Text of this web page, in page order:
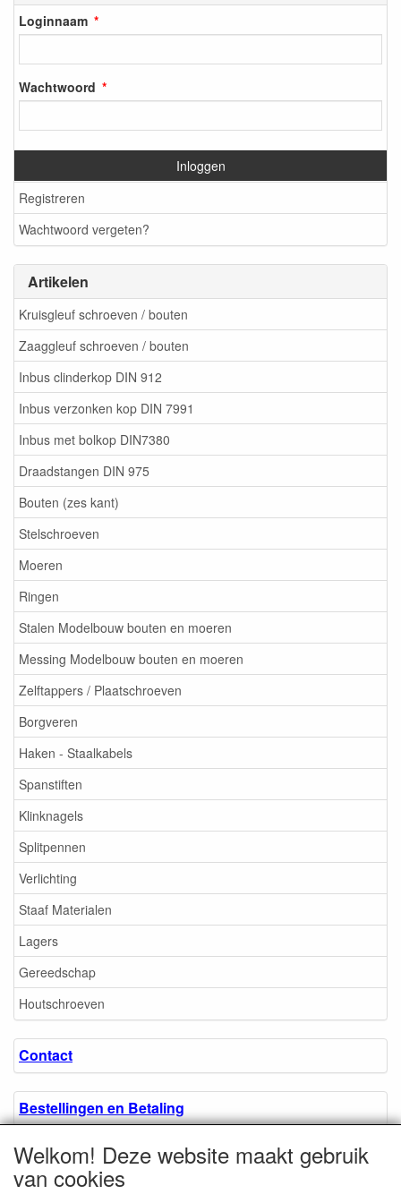
Loginnaam
Wachtwoord
Inloggen
Registreren
Wachtwoord vergeten?
Artikelen
Kruisgleuf schroeven / bouten
Zaaggleuf schroeven / bouten
Inbus clinderkop DIN 912
Inbus verzonken kop DIN 7991
Inbus met bolkop DIN7380
Draadstangen DIN 975
Bouten (zes kant)
Stelschroeven
Moeren
Ringen
Stalen Modelbouw bouten en moeren
Messing Modelbouw bouten en moeren
Zelftappers / Plaatschroeven
Borgveren
Haken - Staalkabels
Spanstiften
Klinknagels
Splitpennen
Verlichting
Staaf Materialen
Lagers
Gereedschap
Houtschroeven
Contact
Bestellingen en Betaling
Algemene voorwaarden
Welkom! Deze website maakt gebruik
van cookies